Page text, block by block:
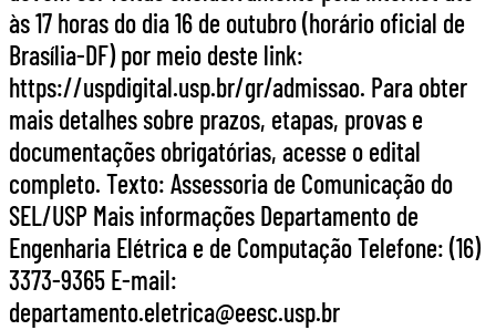
às 17 horas do dia 16 de outubro (horário oficial de
Brasília-DF) por meio deste link:
https://uspdigital.usp.br/gr/admissao. Para obter
mais detalhes sobre prazos, etapas, provas e
documentações obrigatórias, acesse o edital
completo. Texto: Assessoria de Comunicação do
SEL/USP Mais informações Departamento de
Engenharia Elétrica e de Computação Telefone: (16)
3373-9365 E-mail:
departamento.eletrica@eesc.usp.br